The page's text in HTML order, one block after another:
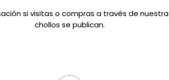
si visitas o compras a través de
chollos se publican.